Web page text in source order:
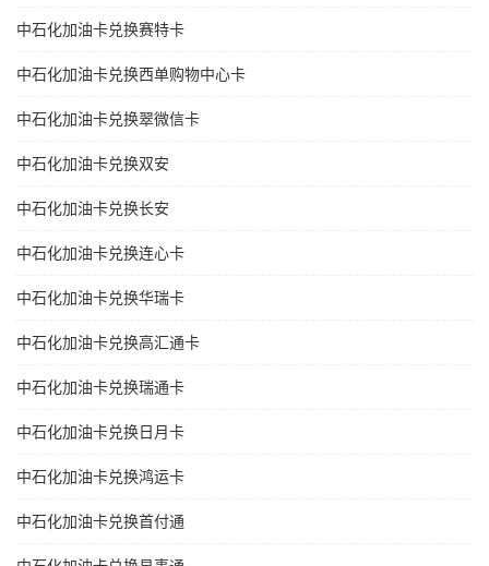
中石化加油卡兑换赛特卡
中石化加油卡兑换西单购物中心卡
中石化加油卡兑换翠微信卡
中石化加油卡兑换双安
中石化加油卡兑换长安
中石化加油卡兑换连心卡
中石化加油卡兑换华瑞卡
中石化加油卡兑换高汇通卡
中石化加油卡兑换瑞通卡
中石化加油卡兑换日月卡
中石化加油卡兑换鸿运卡
中石化加油卡兑换首付通